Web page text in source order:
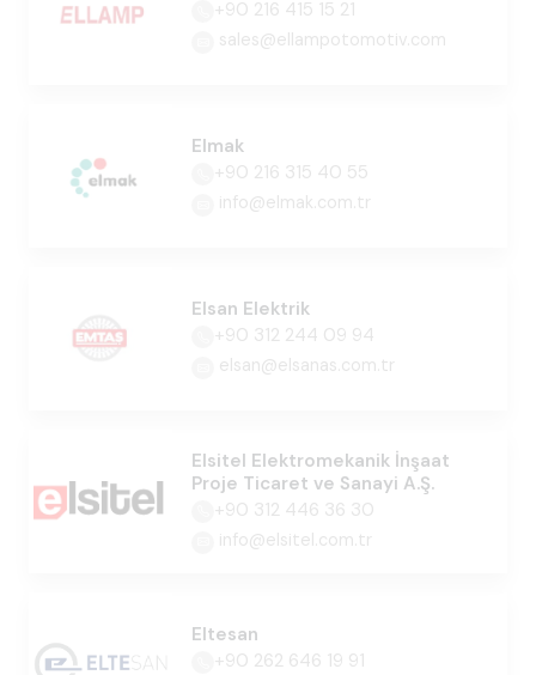
+90 216 415 15 21
sales@ellampotomotiv.com
Elmak
+90 216 315 40 55
info@elmak.com.tr
Elsan Elektrik
+90 312 244 09 94
elsan@elsanas.com.tr
Elsitel Elektromekanik İnşaat
Proje Ticaret ve Sanayi A.Ş.
+90 312 446 36 30
info@elsitel.com.tr
Eltesan
+90 262 646 19 91